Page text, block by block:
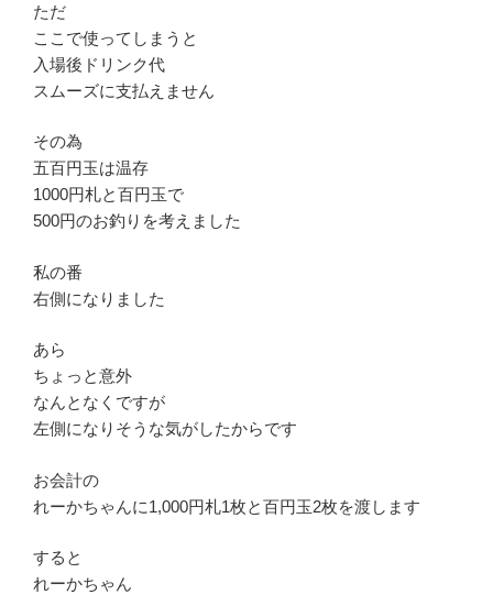
ただ
ここで使ってしまうと
入場後ドリンク代
スムーズに支払えません
その為
五百円玉は温存
1000円札と百円玉で
500円のお釣りを考えました
私の番
右側になりました
あら
ちょっと意外
なんとなくですが
左側になりそうな気がしたからです
お会計の
れーかちゃんに1,000円札1枚と百円玉2枚を渡します
すると
れーかちゃん